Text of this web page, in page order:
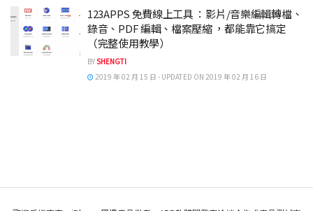
123APPS 免費線上工具 ：影片/音樂編輯轉檔、
錄音、PDF 編輯、檔案壓縮 ，都能靠它搞定
（完整使用教學）
BYSHENGTI
2019 年 02 月 15 日 - UPDATED ON 2019 年 02 月 16 日